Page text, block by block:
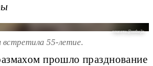
соцсети @onthejlo
встретила 55-летие.
прошло празднование